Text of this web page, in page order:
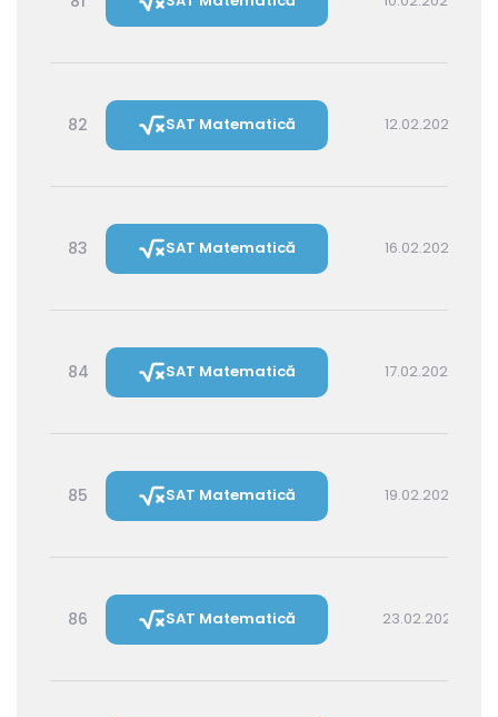
82 SAT Matematică 12.02.2027 16:00
83 SAT Matematică 16.02.2027 16:00
84 SAT Matematică 17.02.2027 14:30
85 SAT Matematică 19.02.2027 16:00
86 SAT Matematică 23.02.2027 16:00